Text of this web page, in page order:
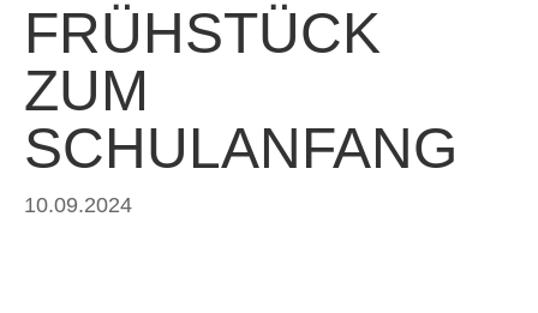
FRÜHSTÜCK
ZUM
SCHULANFANG
10.09.2024